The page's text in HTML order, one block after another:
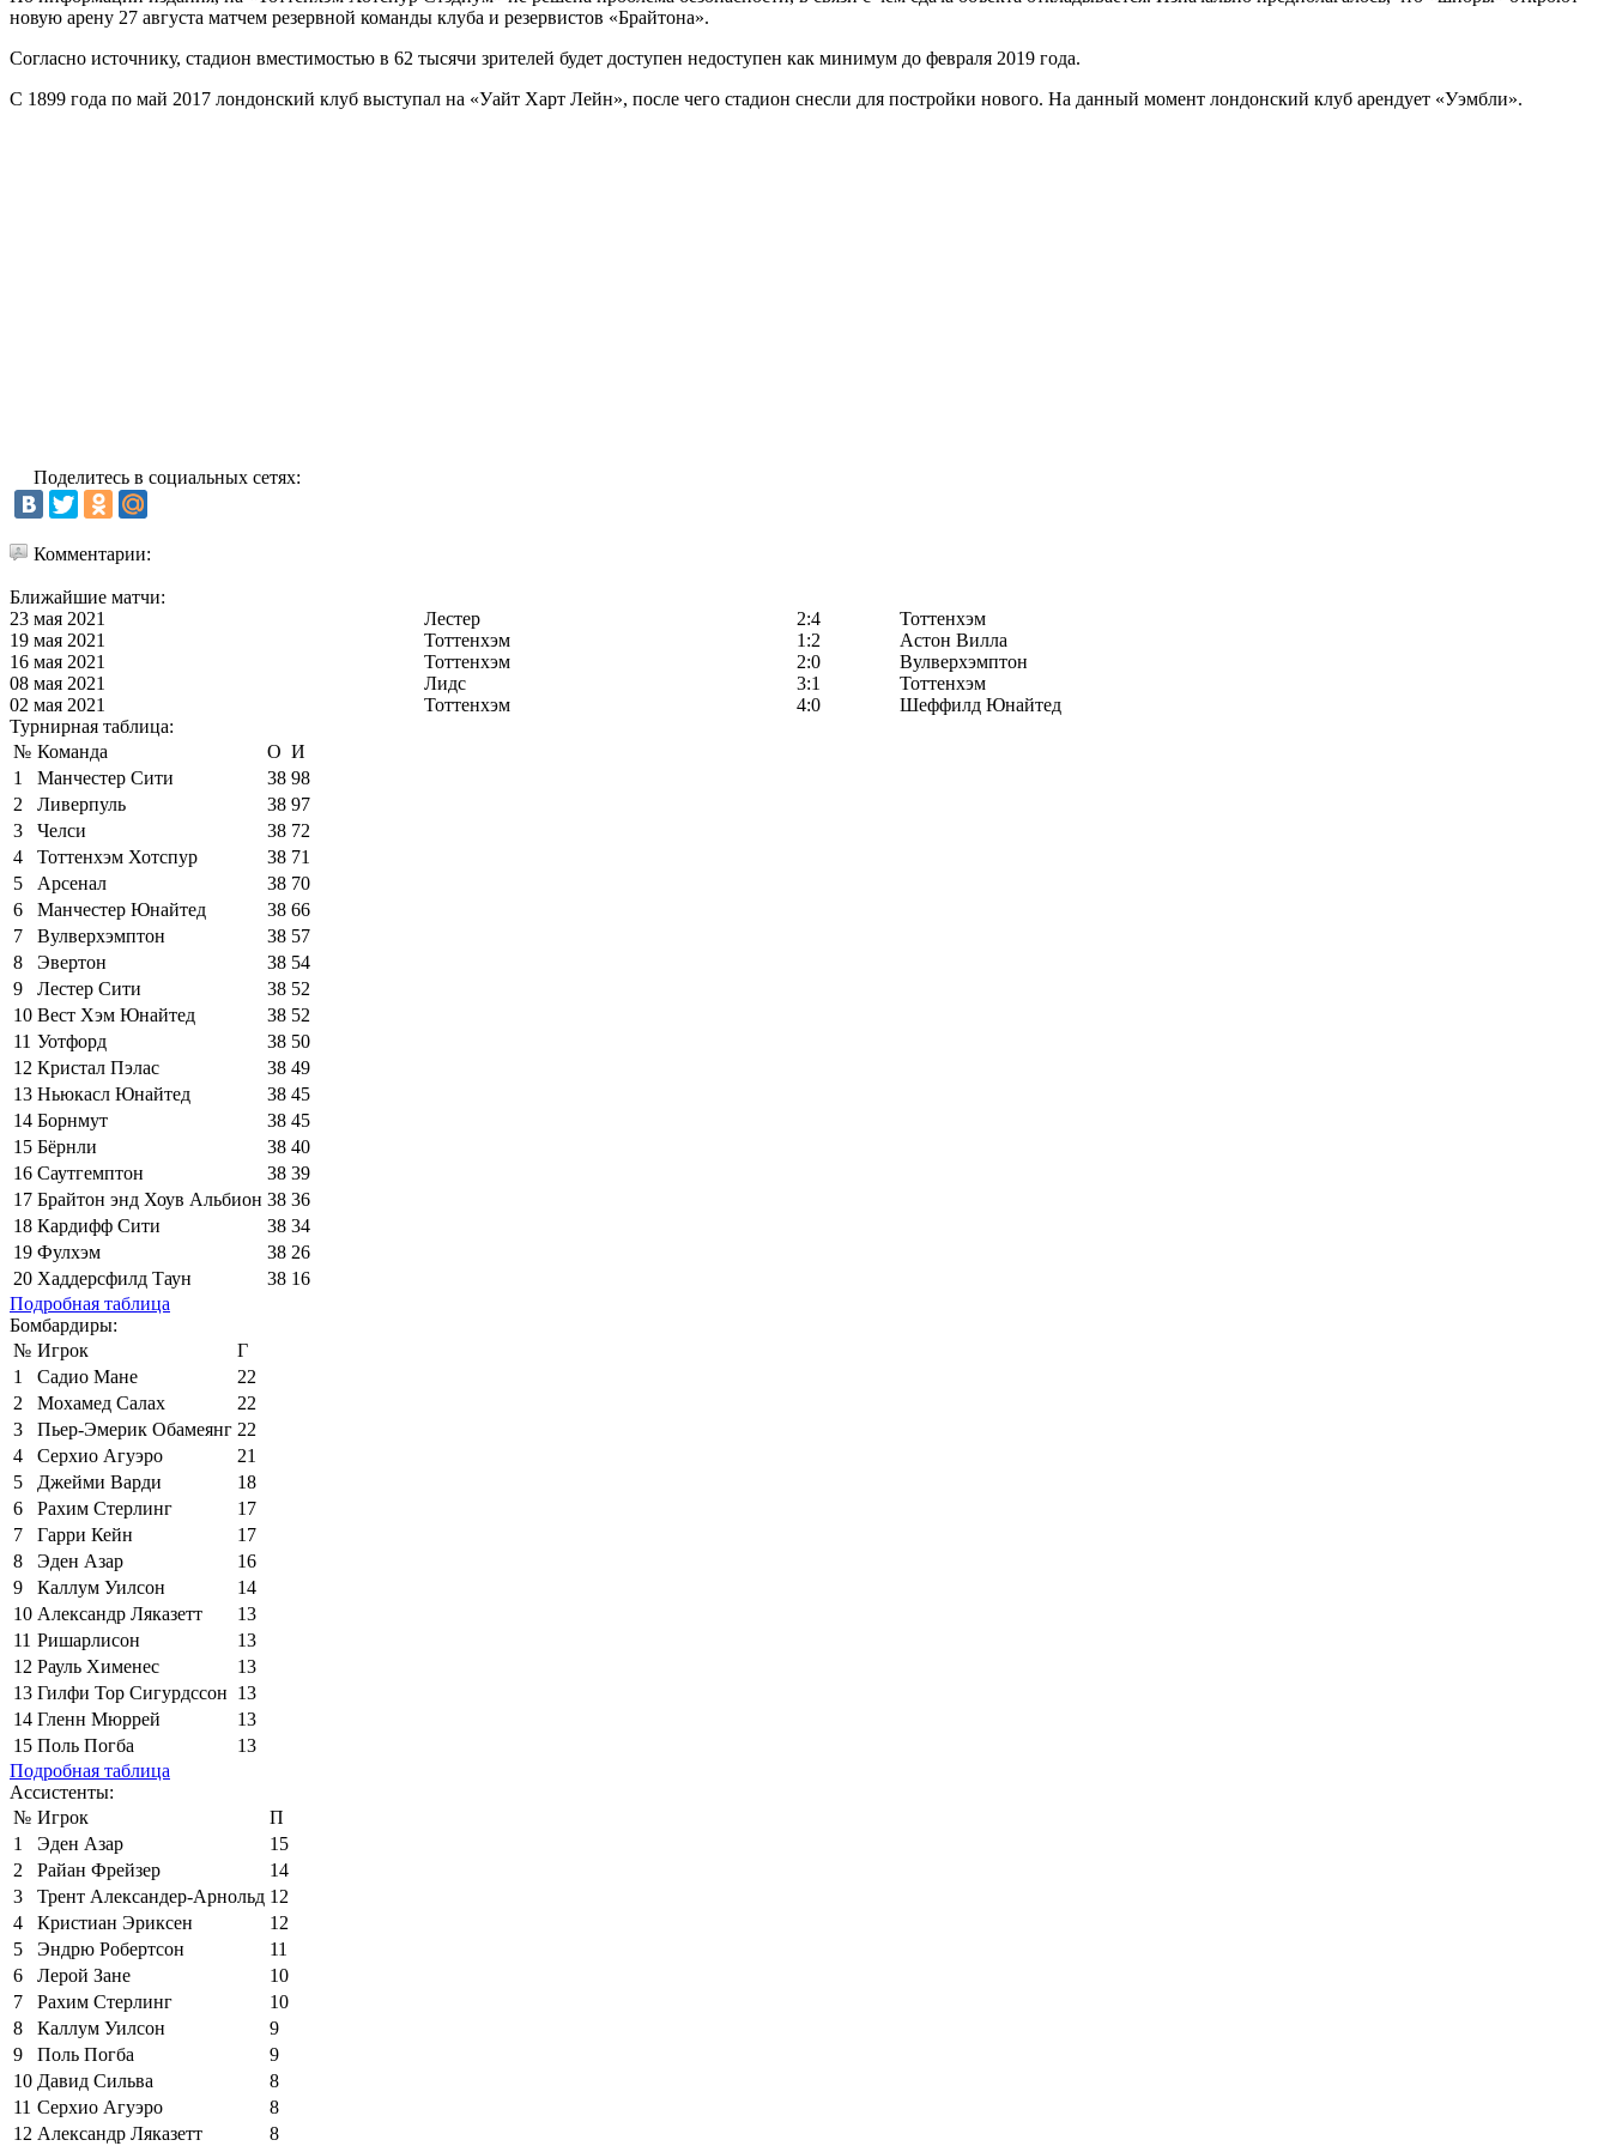
новую арену 27 августа матчем резервной команды клуба и резервистов «Брайтона».
Согласно источнику, стадион вместимостью в 62 тысячи зрителей будет доступен недоступен как минимум до февраля 2019 года.
С 1899 года по май 2017 лондонский клуб выступал на «Уайт Харт Лейн», после чего стадион снесли для постройки нового. На данный момент лондонский клуб арендует «Уэмбли».
Поделитесь в социальных сетях:
Комментарии:
Ближайшие матчи:
23 мая 2021
Лестер 2:4
Тоттенхэм
19 мая 2021
Тоттенхэм 1:2
Астон Вилла
16 мая 2021
Тоттенхэм 2:0
Вулверхэмптон
08 мая 2021
Лидс 3:1
Тоттенхэм
02 мая 2021
Тоттенхэм 4:0
Шеффилд Юнайтед
Турнирная таблица:
№ Команда О И
1
Манчестер Сити 38 98
2
Ливерпуль 38 97
3
Челси 38 72
4
Тоттенхэм Хотспур 38 71
5
Арсенал 38 70
6
Манчестер Юнайтед 38 66
7
Вулверхэмптон 38 57
8
Эвертон 38 54
9
Лестер Сити 38 52
10 Вест Хэм Юнайтед 38 52
11 Уотфорд 38 50
12 Кристал Пэлас 38 49
13 Ньюкасл Юнайтед 38 45
14 Борнмут 38 45
15 Бёрнли 38 40
16 Саутгемптон 38 39
17 Брайтон энд Хоув Альбион 38 36
18 Кардифф Сити 38 34
19 Фулхэм 38 26
20 Хаддерсфилд Таун 38 16
Подробная таблица
Бомбардиры:
№ Игрок
Г
1
Садио Мане
22
2
Мохамед Салах
22
3
Пьер-Эмерик Обамеянг 22
4
Серхио Агуэро
21
5
Джейми Варди
18
6
Рахим Стерлинг
17
7
Гарри Кейн
17
8
Эден Азар
16
9
Каллум Уилсон
14
10 Александр Ляказетт
13
11 Ришарлисон
13
12 Рауль Хименес
13
13 Гилфи Тор Сигурдссон 13
14 Гленн Мюррей
13
15 Поль Погба
13
Подробная таблица
Ассистенты:
№ Игрок
П
1
Эден Азар
15
2
Райан Фрейзер
14
3
Трент Александер-Арнольд 12
4
Кристиан Эриксен
12
5
Эндрю Робертсон
11
6
Лерой Зане
10
7
Рахим Стерлинг
10
8
Каллум Уилсон
9
9
Поль Погба
9
10 Давид Сильва
8
11 Серхио Агуэро
8
12 Александр Ляказетт
8